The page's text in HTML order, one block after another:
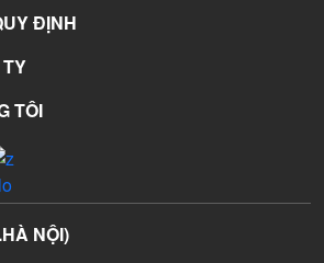
ĐỊNH
TÔI
NỘI)